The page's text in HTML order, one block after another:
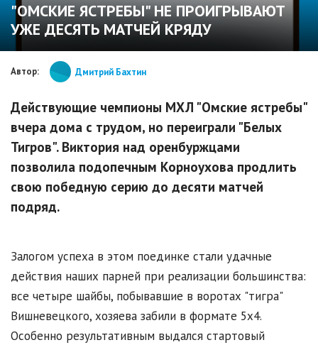
"ОМСКИЕ ЯСТРЕБЫ" НЕ ПРОИГРЫВАЮТ
УЖЕ ДЕСЯТЬ МАТЧЕЙ КРЯДУ
Автор: Дмитрий Бахтин
Действующие чемпионы МХЛ "Омские ястребы"
вчера дома с трудом, но переиграли "Белых
Тигров". Виктория над оренбуржцами
позволила подопечным Корноухова продлить
свою победную серию до десяти матчей
подряд.
Залогом успеха в этом поединке стали удачные
действия наших парней при реализации большинства:
все четыре шайбы, побывавшие в воротах "тигра"
Вишневецкого, хозяева забили в формате 5x4.
Особенно результативным выдался стартовый